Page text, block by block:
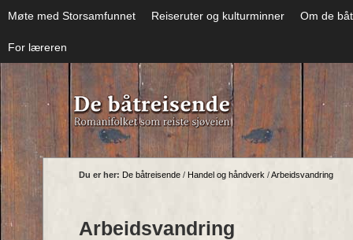
Møte med Storsamfunnet Reiseruter og kulturminner Om de
For læreren
Du er her: De båtreisende/ Handel og håndverk /Arbeidsvandring
Arbeidsvandring